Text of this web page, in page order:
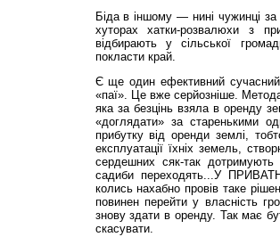
Біда в іншому — нині чужинці за
хуторах хатки-розвалюхи з
відбирають у сільської
покласти край.
Є ще один ефективний
«паї». Це вже серйозніше.
яка за безцінь взяла в оренду
«доглядати» за старенькими
прибутку від оренди землі,
експлуатації їхніх земель,
сердешних сяк-так
садиби переходять...У
колись нахабно провів таке
повинен перейти у власність
знову здати в оренду. Так має
скасувати.